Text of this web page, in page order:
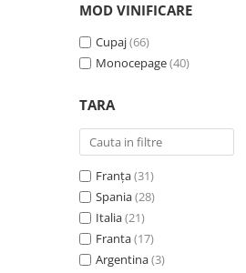
MOD VINIFICARE
Cupaj(66)
Monocepage(40)
TARA
Franța(31)
Spania(28)
Italia(21)
Franta(17)
Argentina(3)